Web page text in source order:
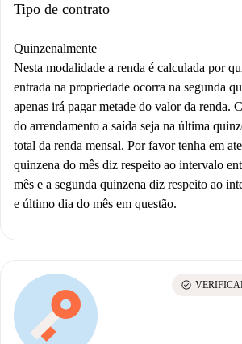
Tipo de contrato
Quinzenalmente
Nesta modalidade a renda é calculada por
entrada na propriedade ocorra na segunda
apenas irá pagar metade do valor da renda.
do arrendamento a saída seja na última
total da renda mensal. Por favor tenha em
quinzena do mês diz respeito ao intervalo
mês e a segunda quinzena diz respeito ao
e último dia do mês em questão.
check_circle